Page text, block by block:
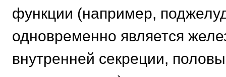
функции (например,
одновременно является
внутренней секреции,